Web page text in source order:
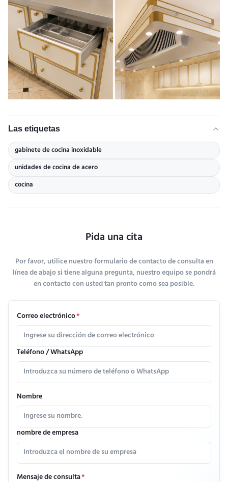
Las etiquetas
gabinete de cocina inoxidable
unidades de cocina de acero
cocina
Pida una cita
Por favor, utilice nuestro formulario de contacto de consulta en
línea de abajo si tiene alguna pregunta, nuestro equipo se pondrá
en contacto con usted tan pronto como sea posible.
Correo electrónico*
Teléfono / WhatsApp
Nombre
nombre de empresa
Mensaje de consulta*